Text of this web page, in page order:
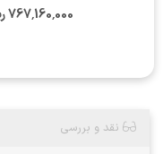
767٬160٬000 ریال
نقد و بررسی